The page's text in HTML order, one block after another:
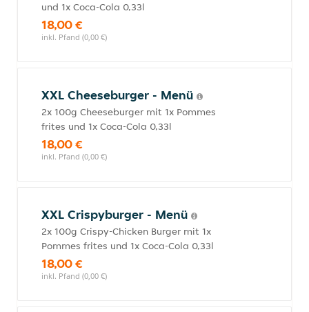
und 1x Coca-Cola 0,33l
18,00 €
inkl. Pfand (0,00 €)
XXL Cheeseburger - Menü
2x 100g Cheeseburger mit 1x Pommes
frites und 1x Coca-Cola 0,33l
18,00 €
inkl. Pfand (0,00 €)
XXL Crispyburger - Menü
2x 100g Crispy-Chicken Burger mit 1x
Pommes frites und 1x Coca-Cola 0,33l
18,00 €
inkl. Pfand (0,00 €)